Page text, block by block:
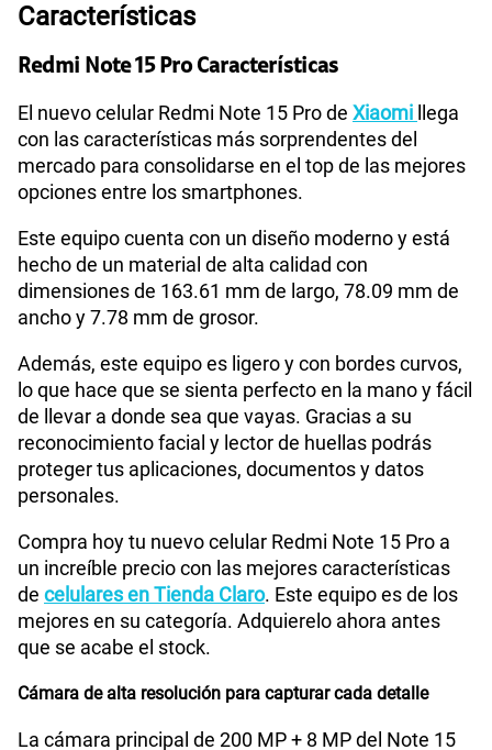
Tecnología de Pantalla
Sistema operativo Android 15
Procesador
Tamaño de Pantalla
WiFI Si
Peso 210 gr
Bluetooth
Cámara de fotos Principal 200Mpx+8 Mpx
Cámara de fotos Frontal 20Mpx
Características
Redmi Note 15 Pro Características
El nuevo celular Redmi Note 15 Pro de Xiaomi llega
con las características más sorprendentes del
mercado para consolidarse en el top de las mejores
opciones entre los smartphones.
Este equipo cuenta con un diseño moderno y está
hecho de un material de alta calidad con
dimensiones de 163.61 mm de largo, 78.09 mm de
ancho y 7.78 mm de grosor.
Además, este equipo es ligero y con bordes curvos,
lo que hace que se sienta perfecto en la mano y fácil
de llevar a donde sea que vayas. Gracias a su
reconocimiento facial y lector de huellas podrás
proteger tus aplicaciones, documentos y datos
personales.
Compra hoy tu nuevo celular Redmi Note 15 Pro a
un increíble precio con las mejores características
de celulares en Tienda Claro. Este equipo es de los
mejores en su categoría. Adquierelo ahora antes
que se acabe el stock.
Cámara de alta resolución para capturar cada detalle
La cámara principal de 200 MP + 8 MP del Note 15